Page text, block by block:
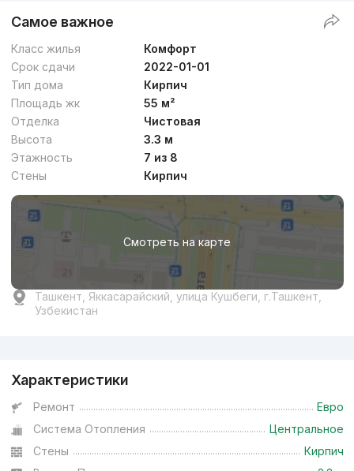
Самое важное
Класс жилья
Комфорт
Срок сдачи
2022-01-01
Тип дома
Кирпич
Площадь жк
55 м²
Отделка
Чистовая
Высота
3.3 м
Этажность
7 из 8
Стены
Кирпич
Смотреть на карте
Ташкент, Яккасарайский, улица Кушбеги, г.Ташкент,
Узбекистан
Характеристики
Ремонт
Евро
Система Отопления
Центральное
Стены
Кирпич